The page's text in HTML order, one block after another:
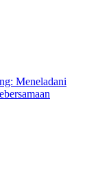
Meneladani